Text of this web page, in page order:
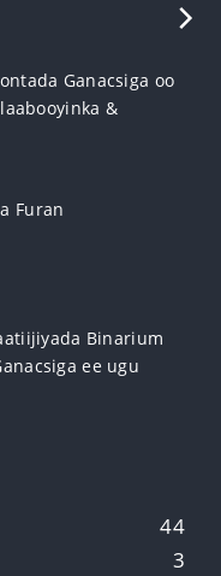
Ganacsiga oo
&
Furan
Binarium
ee ugu
Cusub
44
3